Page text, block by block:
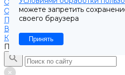
Опросный лист НР-18, ЗИО-60,
Опросный лист подбора котла
Помощь покупателю
Вопрос - ответ
Контакты
Поиск
можете запретить
своего браузера
Принять